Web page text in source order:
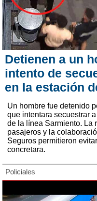
Detienen a un
intento de
en la estación
Un hombre fue detenido
que intentara secuestrar
de la línea Sarmiento. La
pasajeros y la
Seguros permitieron
concretara.
Policiales